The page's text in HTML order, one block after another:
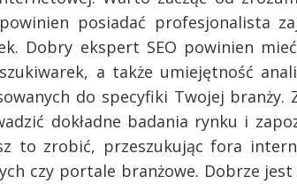
posiadać profesjonalista
Dobry ekspert SEO powinien
a także umiejętność
do specyfiki Twojej branży.
dokładne badania rynku i
to zrobić, przeszukując fora
czy portale branżowe. Dobrze